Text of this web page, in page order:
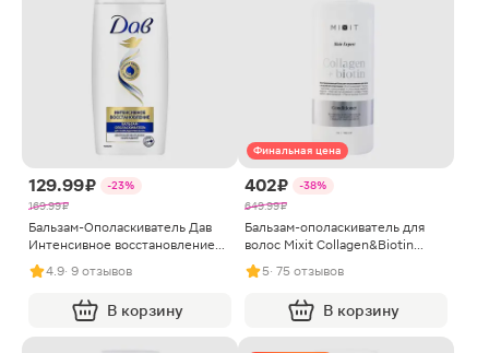
129.99 ₽
-23%
169.99 ₽
Бальзам-Ополаскиватель Дав
Интенсивное восстановление
100мл
4.9· 9 отзывов
В корзину
Финальная цена
402 ₽
-38%
649.99 ₽
Бальзам-ополаскиватель для
волос Mixit Collagen&Biotin
восстанавливающий 1л
5· 75 отзывов
В корзину